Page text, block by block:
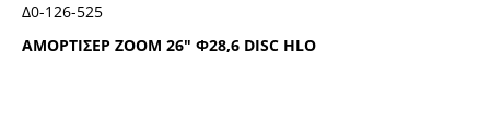
ΑΜΟΡΤΙΣΕΡ ΖΟΟΜ 26″ Φ28,6 DΙSC ΗLΟ
Δ0-126-525